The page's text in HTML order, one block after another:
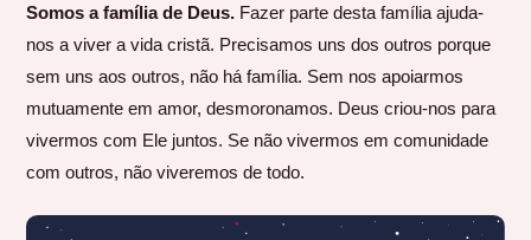
Somos a família de Deus. Fazer parte desta família ajuda-
nos a viver a vida cristã. Precisamos uns dos outros porque
sem uns aos outros, não há família. Sem nos apoiarmos
mutuamente em amor, desmoronamos. Deus criou-nos para
vivermos com Ele juntos. Se não vivermos em comunidade
com outros, não viveremos de todo.